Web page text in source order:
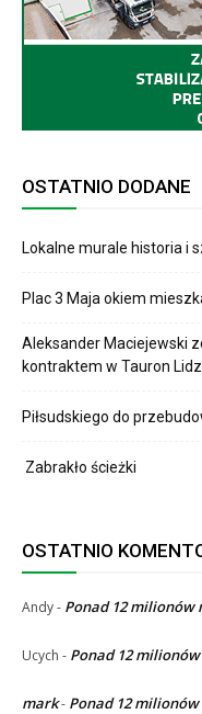
OSTATNIO DODANE
Lokalne murale historia i
Plac 3 Maja okiem
Aleksander Maciejewski
kontraktem w Tauron
Piłsudskiego do
Zabrakło ścieżki
OSTATNIO
Andy- Ponad 12 milionów
Ucych - Ponad 12
mark- Ponad 12